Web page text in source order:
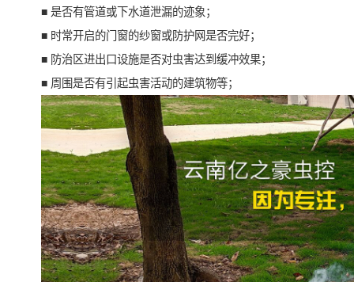
■ 是否有管道或下水道泄漏的迹象；
■ 时常开启的门窗的纱窗或防护网是否完好；
■ 防治区进出口设施是否对虫害达到缓冲效果；
■ 周围是否有引起虫害活动的建筑物等；